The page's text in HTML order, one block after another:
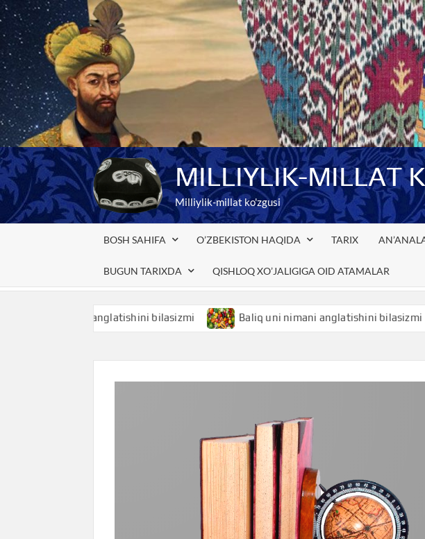
Skip
to
content
MILLIYLIK-MILLAT
Milliylik-millat ko'zgusi
BOSH SAHIFA O’ZBEKISTON HAQIDA TARIX
BUGUN TARIXDA QISHLOQ XO’JALIGIGA OID ATAMALAR
nimani anglatishini bilasizmi Baliq uni nimani anglatishini bilasizmi